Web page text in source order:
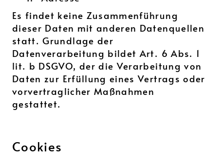
Es findet keine Zusammenführung
dieser Daten mit anderen Datenquellen
statt. Grundlage der
Datenverarbeitung bildet Art. 6 Abs. 1
lit. b DSGVO, der die Verarbeitung von
Daten zur Erfüllung eines Vertrags oder
vorvertraglicher Maßnahmen
gestattet.
Cookies